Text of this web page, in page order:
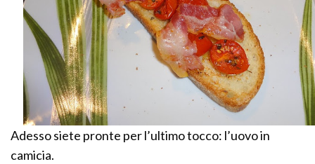
Adesso siete pronte per l’ultimo tocco: l’uovo in
camicia.